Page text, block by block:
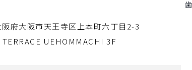
阪府大阪市天王寺区上本町六丁目2-3
TERRACE UEHOMMACHI 3F